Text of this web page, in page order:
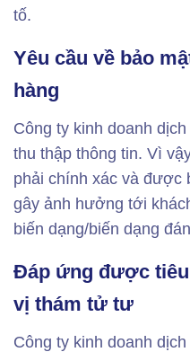
tố.
Yêu cầu về bảo
hàng
Công ty kinh doanh
thu thập thông tin. Vì
phải chính xác và được
gây ảnh hưởng tới
biến dạng/biến dạng
Đáp ứng được
vị thám tử tư
Công ty kinh doanh